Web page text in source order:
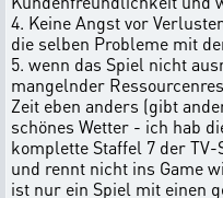
4. Keine Angst vor
die selben Probleme mit
5. wenn das Spiel nicht
mangelnder
Zeit eben anders (gibt
schönes Wetter - ich hab
komplette Staffel 7 der
und rennt nicht ins Game
ist nur ein Spiel mit einen